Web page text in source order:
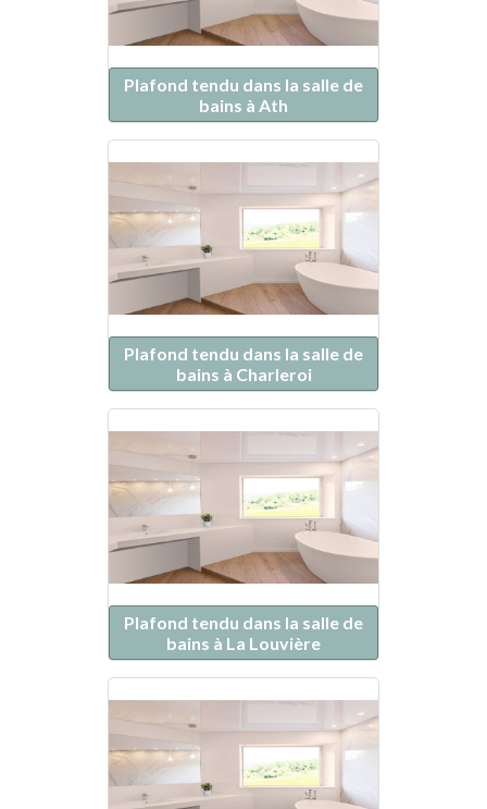
Plafond tendu dans la salle de
bains à Ath
Plafond tendu dans la salle de
bains à Charleroi
Plafond tendu dans la salle de
bains à La Louvière